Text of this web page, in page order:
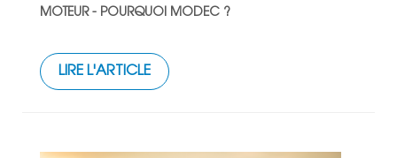
MOTEUR - POURQUOI MODEC ?
LIRE L'ARTICLE